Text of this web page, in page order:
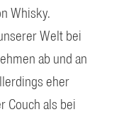
Whisky.
Welt bei
ab und an
eher
Couch als bei